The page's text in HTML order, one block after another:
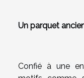
Un parquet
Confié à une